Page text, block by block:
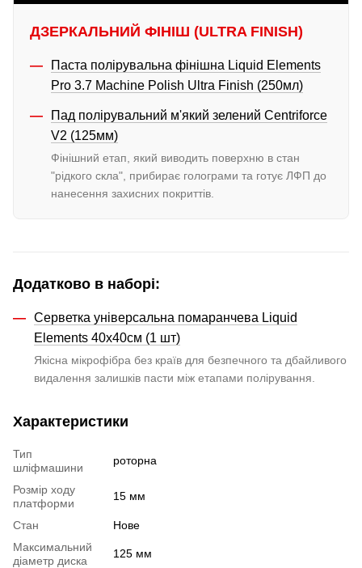
ДЗЕРКАЛЬНИЙ ФІНІШ (ULTRA FINISH)
Паста полірувальна фінішна Liquid Elements
Pro 3.7 Machine Polish Ultra Finish (250мл)
Пад полірувальний м'який зелений Centriforce
V2 (125мм)
Фінішний етап, який виводить поверхню в стан
"рідкого скла", прибирає голограми та готує ЛФП до
нанесення захисних покриттів.
Додатково в наборі:
Серветка універсальна помаранчева Liquid
Elements 40x40см (1 шт)
Якісна мікрофібра без країв для безпечного та дбайливого
видалення залишків пасти між етапами полірування.
Характеристики
Тип
шліфмашини
роторна
Розмір ходу
платформи
15 мм
Стан
Нове
Максимальний
діаметр диска
125 мм